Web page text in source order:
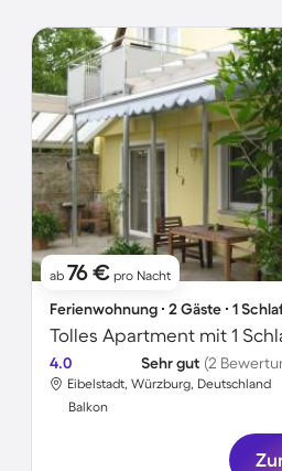
ab 76 € pro Nacht
Ferienwohnung ∙ 2 Gäste ∙ 1
4.0 Sehr gut (2
Eibelstadt, Würzburg, Deutschland
Balkon